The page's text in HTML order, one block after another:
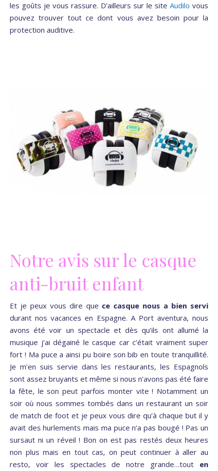
les goûts je vous rassure. D’ailleurs sur le site Audilo vous
pouvez trouver tout ce dont vous avez besoin pour la
protection auditive.
Notre avis sur le casque
anti-bruit enfant
Et je peux vous dire que ce casque nous a bien servi
durant nos vacances en Espagne. A Port aventura, nous
avons été voir un spectacle et dès qu’ils ont allumé la
musique j’ai dégainé le casque car c’était vraiment super
fort ! Ma puce a ainsi pu boire son bib en toute tranquillité.
Je m’en suis servie dans les restaurants, les Espagnols
sont assez bruyants et même si nous n’avons pas été faire
la fête, le son peut parfois monter vite ! Notamment un
soir où nous sommes tombés dans un restaurant un soir
de match de foot et je peux vous dire qu’à chaque but il y
avait des hurlements mais ma puce n’a pas bougé ! Pas un
sursaut ni un réveil ! Bon on est pas restés deux heures
non plus mais en tout cas, on peut continuer à aller au
resto, voir les spectacles de notre grande…tout en